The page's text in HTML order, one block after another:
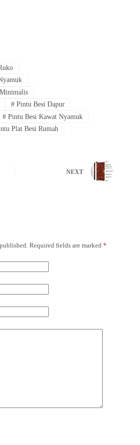
#Pintu Besi Dapur
#Pintu Besi Kawat Nyamuk
Plat Besi Rumah
NEXT
Required fields are marked *